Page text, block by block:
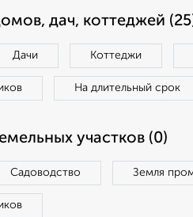
дач, коттеджей
Дачи Коттеджи
На длительный срок
участков (0)
Садоводство Земля